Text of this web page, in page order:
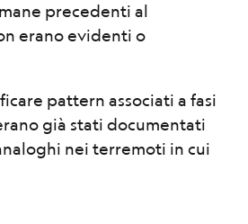
precedenti al
erano evidenti o
pattern associati a fasi
già stati documentati
nei terremoti in cui